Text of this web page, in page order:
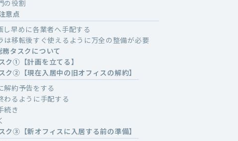
の役割
意点
早めに各業者へ手配する
は移転後すぐ使えるように万全の整備が必要
タスクについて
ク①【計画を立てる】
ク②【現在入居中の旧オフィスの解約】
解約予告をする
わるように手配する
続き
ク③【新オフィスに入居する前の準備】